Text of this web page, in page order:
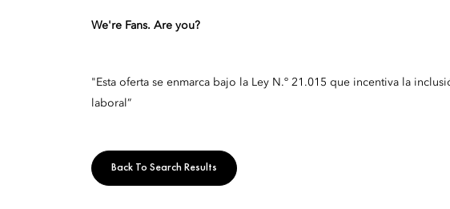
We're Fans. Are you?
"Esta oferta se enmarca bajo la Ley N.º 21.015 que incentiva la
laboral”
Back To Search Results